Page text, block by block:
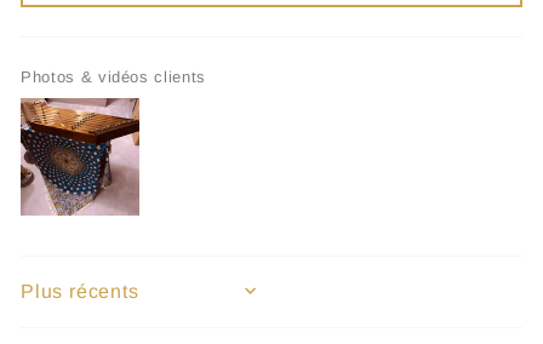
Photos & vidéos clients
SORT BY